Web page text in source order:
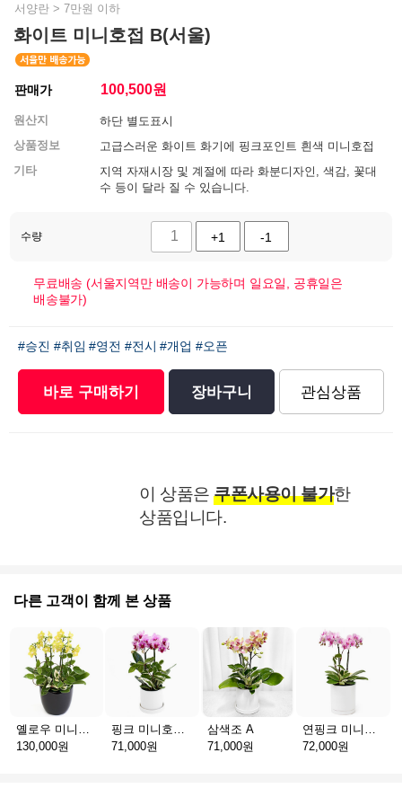
서양란 > 7만원 이하
화이트 미니호접 B(서울)
판매가 100,500원
원산지
하단 별도표시
상품정보
고급스러운 화이트 화기에 핑크포인트 흰색 미니호접
기타
지역 자재시장 및 계절에 따라 화분디자인, 색감, 꽃대
수 등이 달라 질 수 있습니다.
수량 +1 -1
무료배송 (서울지역만 배송이 가능하며 일요일, 공휴일은
배송불가)
#승진 #취임 #영전 #전시 #개업 #오픈
바로 구매하기 장바구니 관심상품
이 상품은 쿠폰사용이 불가한
상품입니다.
다른 고객이 함께 본 상품
옐로우 미니호접 C
130,000원
핑크 미니호접 A
71,000원
삼색조 A
71,000원
연핑크 미니호접 A
72,000원